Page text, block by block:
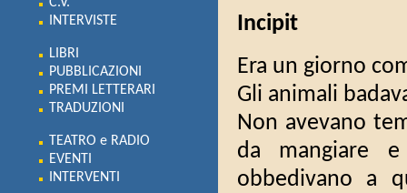
INTERVISTE
LIBRI
PUBBLICAZIONI
PREMI LETTERARI
TRADUZIONI
TEATRO e RADIO
EVENTI
INTERVENTI
Incipit
Era un giorno
Gli animali
Non avevano
da mangiare
obbedivano a